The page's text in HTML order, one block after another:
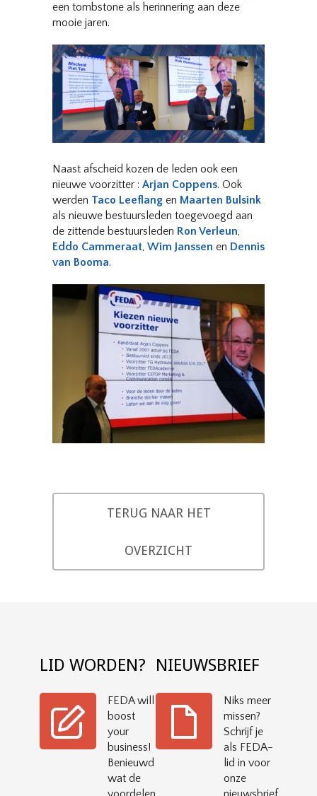
een tombstone als herinnering aan deze
mooie jaren.
Naast afscheid kozen de leden ook een
nieuwe voorzitter : Arjan Coppens. Ook
werden Taco Leeflang en Maarten Bulsink
als nieuwe bestuursleden toegevoegd aan
de zittende bestuursleden Ron Verleun,
Eddo Cammeraat, Wim Janssen en Dennis
van Booma.
TERUG NAAR HET
OVERZICHT
LID WORDEN?
FEDA will
boost
your
business!
Benieuwd
wat de
NIEUWSBRIEF
Niks meer
missen?
Schrijf je
als FEDA-
lid in voor
onze